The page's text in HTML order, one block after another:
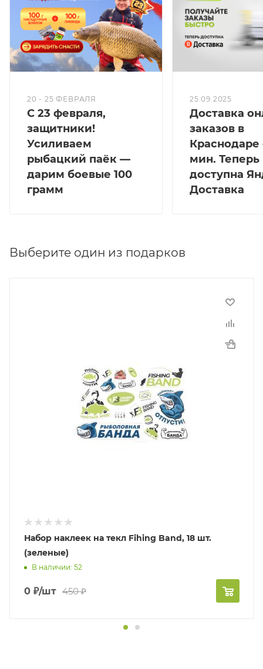
Вес НЕТТО — 16,8 кг.
Вес БРУТТО — 18,6 кг.
20 - 25 ФЕВРАЛЯ
С 23 февраля,
защитники!
Усиливаем
рыбацкий паёк —
дарим боевые 100
грамм
25.09.2025
Доставка
заказов в
Краснодаре
мин. Теперь
доступна
Доставка
Выберите один из подарков
Набор наклеек на текл Fihing Band, 18 шт.
(зеленые)
В наличии: 52
0 ₽/шт 450₽